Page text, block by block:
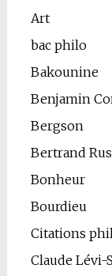
Art
bac philo
Bakounine
Benjamin
Bergson
Bertrand
Bonheur
Bourdieu
Citations
Claude Lévi-